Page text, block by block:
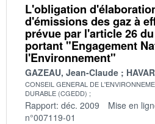
L'obligation
d'émissions des gaz à
prévue par l'article 26
portant "Engagement
l'Environnement"
GAZEAU, Jean-Claude
CONSEIL GENERAL DE
DURABLE (CGEDD)
Rapport: déc. 2009 Mise en
n°007119-01